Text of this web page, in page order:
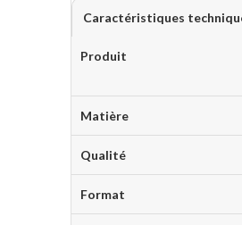
Caractéristiques
Produit
Matière
Qualité
Format